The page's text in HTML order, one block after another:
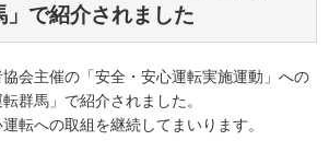
」で紹介されました
会主催の「安全・安心運転実施運動」への
群馬」で紹介されました。
転への取組を継続してまいります。